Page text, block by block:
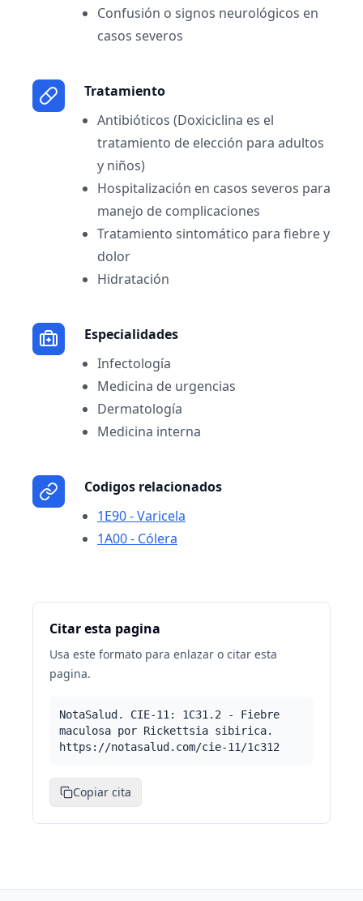
Confusión o signos neurológicos en
casos severos
Tratamiento
Antibióticos (Doxiciclina es el
tratamiento de elección para adultos
y niños)
Hospitalización en casos severos para
manejo de complicaciones
Tratamiento sintomático para fiebre y
dolor
Hidratación
Especialidades
Infectología
Medicina de urgencias
Dermatología
Medicina interna
Codigos relacionados
1E90 - Varicela
1A00 - Cólera
Citar esta pagina
Usa este formato para enlazar o citar esta
pagina.
NotaSalud. CIE-11: 1C31.2 - Fiebre
maculosa por Rickettsia sibirica.
https://notasalud.com/cie-11/1c312
Copiar cita